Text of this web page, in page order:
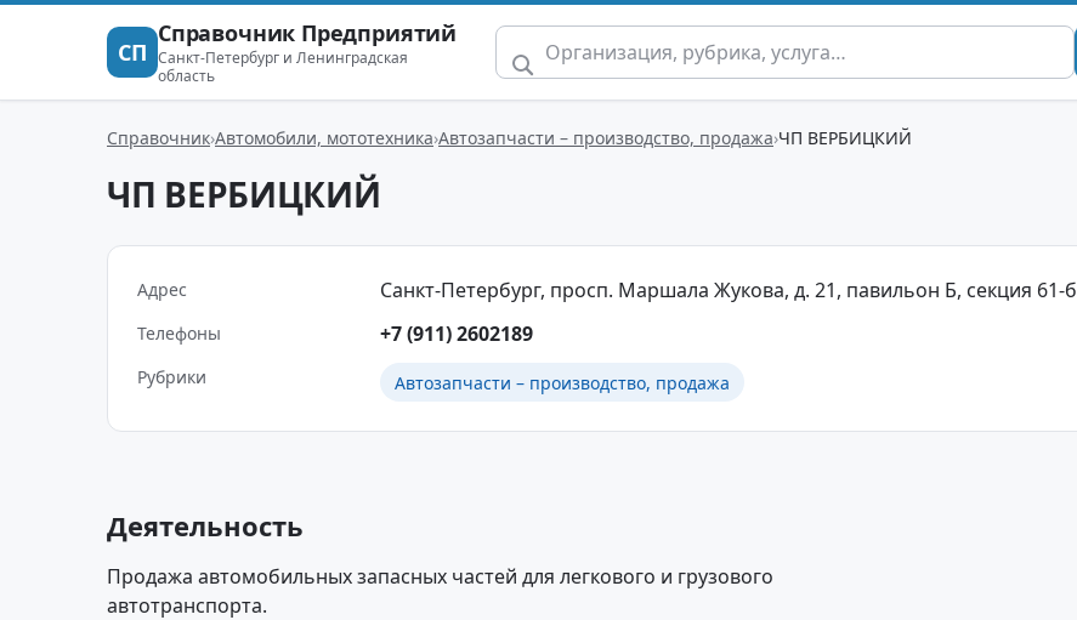
СП
Справочник Предприятий
Санкт-Петербург и Ленинградская
область
Справочник Автомобили, мототехника Автозапчасти – производство, продажа ЧП ВЕРБИЦКИЙ
ЧП ВЕРБИЦКИЙ
Адрес Санкт-Петербург, просп. Маршала Жукова, д. 21, павильон Б, секция 61-б
Телефоны +7 (911) 2602189
Рубрики Автозапчасти – производство, продажа
Деятельность
Продажа автомобильных запасных частей для легкового и грузового
автотранспорта.